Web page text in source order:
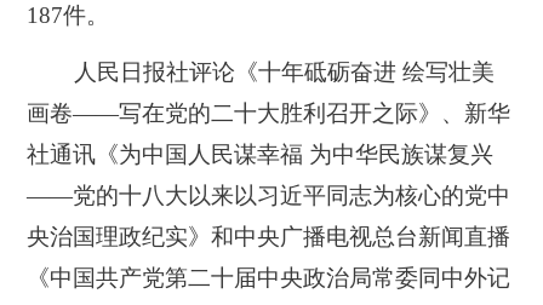
187件。
人民日报社评论《十年砥砺奋进 绘写壮美
画卷——写在党的二十大胜利召开之际》、新华
社通讯《为中国人民谋幸福 为中华民族谋复兴
——党的十八大以来以习近平同志为核心的党中
央治国理政纪实》和中央广播电视总台新闻直播
《中国共产党第二十届中央政治局常委同中外记